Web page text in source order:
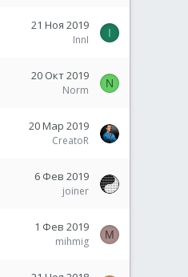
21 Ноя 2019
InnI
I
20 Окт 2019
Norm
N
20 Мар 2019
CreatoR
6 Фев 2019
joiner
1 Фев 2019
mihmig
M